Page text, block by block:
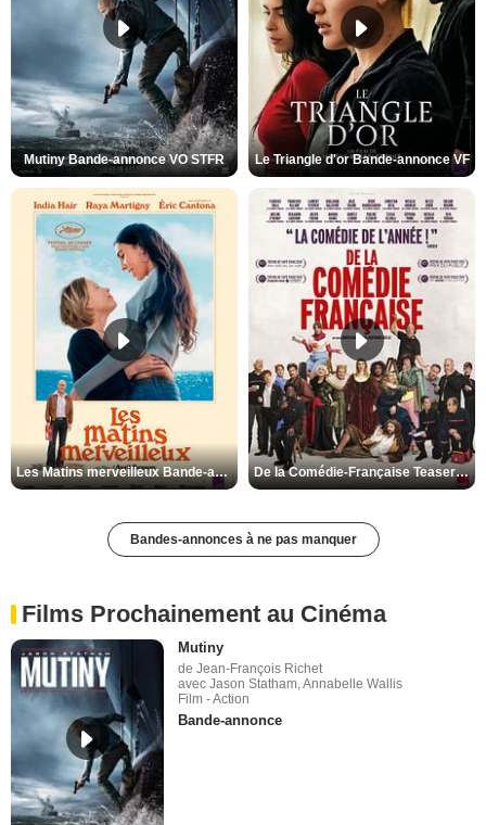
Mutiny Bande-annonce VO STFR Le Triangle d'or Bande-annonce VF
Les Matins merveilleux Bande-annonce VF De la Comédie-Française Teaser VF
Bandes-annonces à ne pas manquer
Films Prochainement au Cinéma
Mutiny
de Jean-François Richet
avec Jason Statham, Annabelle Wallis
Film - Action
Bande-annonce